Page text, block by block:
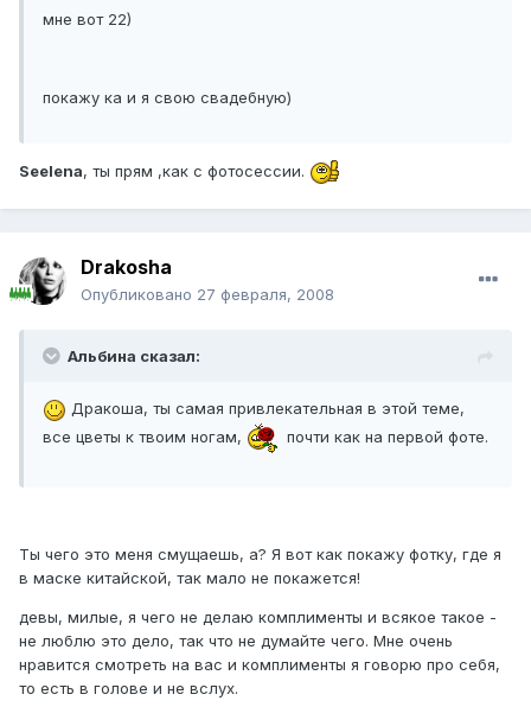
мне вот 22)
покажу ка и я свою свадебную)
Seelena, ты прям ,как с фотосессии.
Drakosha
Опубликовано 27 февраля, 2008
Альбина сказал:
Дракоша, ты самая привлекательная в этой теме,
все цветы к твоим ногам,
почти как на первой фоте.
Ты чего это меня смущаешь, а? Я вот как покажу фотку, где я
в маске китайской, так мало не покажется!
девы, милые, я чего не делаю комплименты и всякое такое -
не люблю это дело, так что не думайте чего. Мне очень
нравится смотреть на вас и комплименты я говорю про себя,
то есть в голове и не вслух.